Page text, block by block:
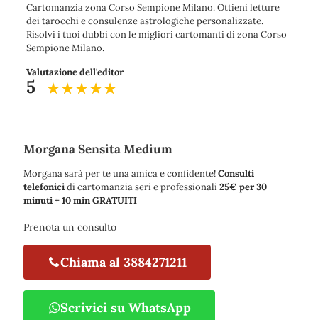
Cartomanzia zona Corso Sempione Milano. Ottieni letture
dei tarocchi e consulenze astrologiche personalizzate.
Risolvi i tuoi dubbi con le migliori cartomanti di zona Corso
Sempione Milano.
Valutazione dell'editor
5
Morgana Sensita Medium
Morgana sarà per te una amica e confidente!Consulti
telefonicidi cartomanzia seri e professionali25€ per 30
minuti + 10 min GRATUITI
Prenota un consulto
Chiama al 3884271211
Scrivici su WhatsApp